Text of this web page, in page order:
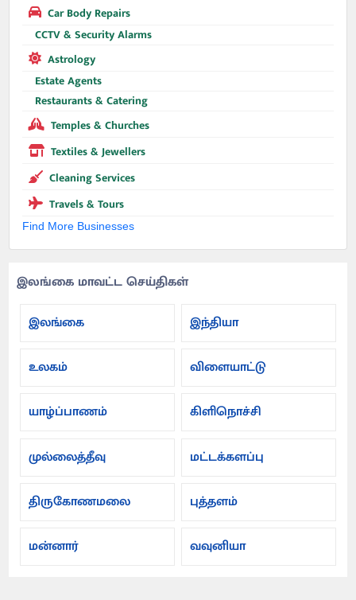
Car Body Repairs
CCTV & Security Alarms
Astrology
Estate Agents
Restaurants & Catering
Temples & Churches
Textiles & Jewellers
Cleaning Services
Travels & Tours
Find More Businesses
இலங்கை மாவட்ட செய்திகள்
இலங்கை
இந்தியா
உலகம் விளையாட்டு
யாழ்ப்பாணம் கிளிநொச்சி
முல்லைத்தீவு மட்டக்களப்பு
திருகோணமலை புத்தளம்
மன்னார் வவுனியா